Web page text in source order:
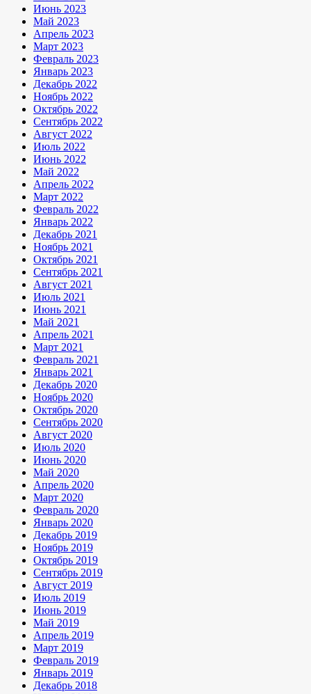
Июнь 2023
Май 2023
Апрель 2023
Март 2023
Февраль 2023
Январь 2023
Декабрь 2022
Ноябрь 2022
Октябрь 2022
Сентябрь 2022
Август 2022
Июль 2022
Июнь 2022
Май 2022
Апрель 2022
Март 2022
Февраль 2022
Январь 2022
Декабрь 2021
Ноябрь 2021
Октябрь 2021
Сентябрь 2021
Август 2021
Июль 2021
Июнь 2021
Май 2021
Апрель 2021
Март 2021
Февраль 2021
Январь 2021
Декабрь 2020
Ноябрь 2020
Октябрь 2020
Сентябрь 2020
Август 2020
Июль 2020
Июнь 2020
Май 2020
Апрель 2020
Март 2020
Февраль 2020
Январь 2020
Декабрь 2019
Ноябрь 2019
Октябрь 2019
Сентябрь 2019
Август 2019
Июль 2019
Июнь 2019
Май 2019
Апрель 2019
Март 2019
Февраль 2019
Январь 2019
Декабрь 2018